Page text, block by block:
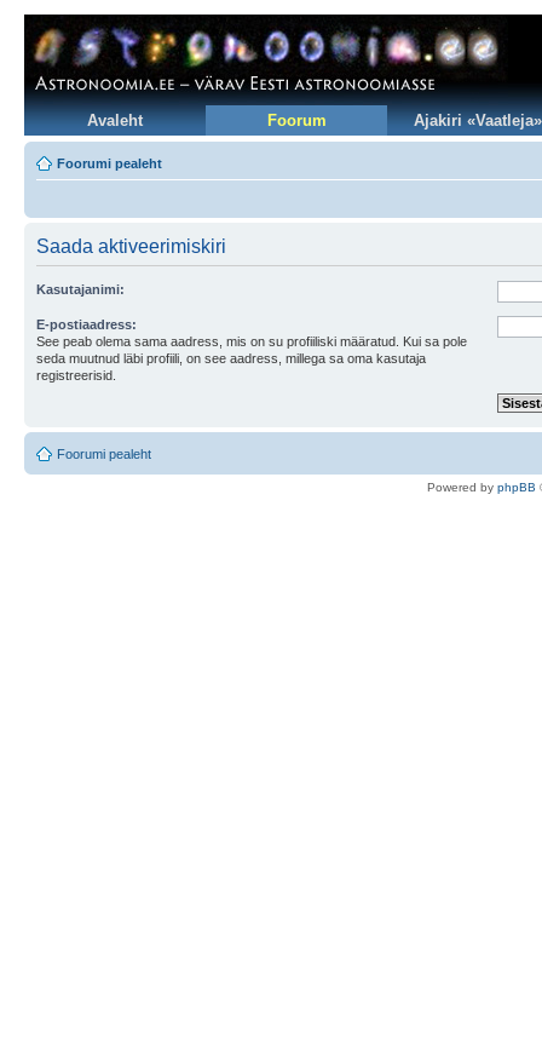
Avaleht Foorum Ajakiri «Vaatleja»
Foorumi pealeht
Saada aktiveerimiskiri
Kasutajanimi:
E-postiaadress:
See peab olema sama aadress, mis on su profiiliski määratud. Kui sa pole
seda muutnud läbi profiili, on see aadress, millega sa oma kasutaja
registreerisid.
Foorumi pealeht
Powered by phpBB